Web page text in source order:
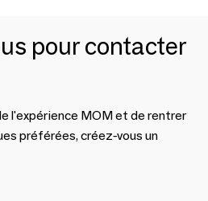
pour contacter
l'expérience MOM et de rentrer
préférées, créez-vous un